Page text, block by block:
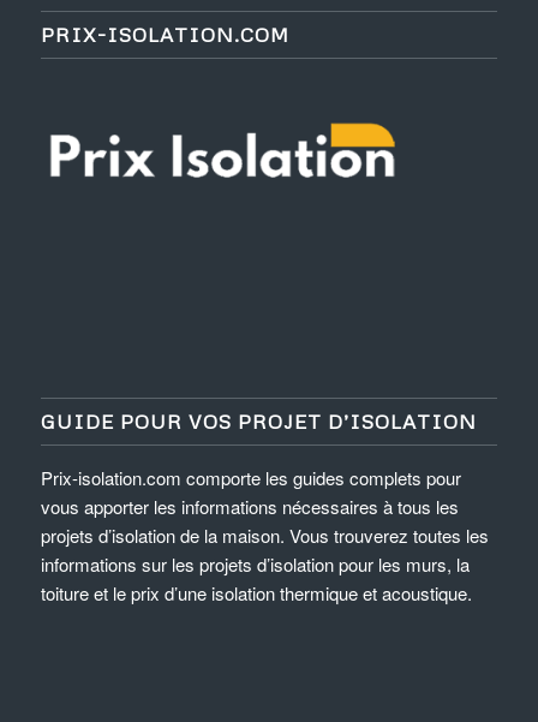
PRIX-ISOLATION.COM
GUIDE POUR VOS PROJET D’ISOLATION
Prix-isolation.com comporte les guides complets pour
vous apporter les informations nécessaires à tous les
projets d’isolation de la maison. Vous trouverez toutes les
informations sur les projets d’isolation pour les murs, la
toiture et le prix d’une isolation thermique et acoustique.